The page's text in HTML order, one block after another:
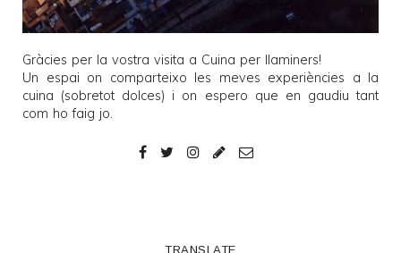
Gràcies per la vostra visita a Cuina per llaminers!
Un espai on comparteixo les meves experiències a la
cuina (sobretot dolces) i on espero que en gaudiu tant
com ho faig jo.
TRANSLATE